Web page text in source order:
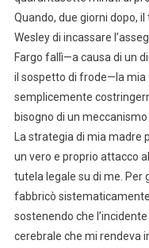
Quando, due giorni dopo,
Wesley di incassare
Fargo fallì—a causa di un
il sospetto di frode—la mia
semplicemente
bisogno di un
La strategia di mia
un vero e proprio attacco
tutela legale su di me. Per
fabbricò
sostenendo che
cerebrale che mi rendeva